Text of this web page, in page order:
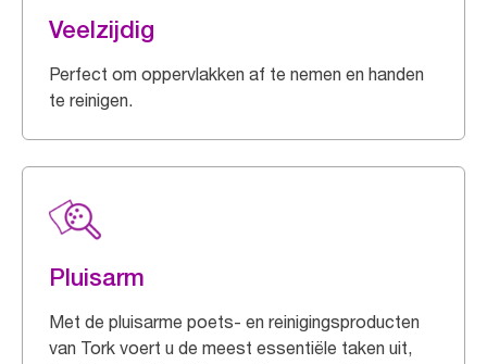
Veelzijdig
Perfect om oppervlakken af te nemen en handen
te reinigen.
Pluisarm
Met de pluisarme poets- en reinigingsproducten
van Tork voert u de meest essentiële taken uit,